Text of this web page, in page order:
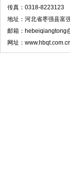
传真：0318-8223123
地址：河北省枣强县富
邮箱：
网址：www.hbqt.com.cn